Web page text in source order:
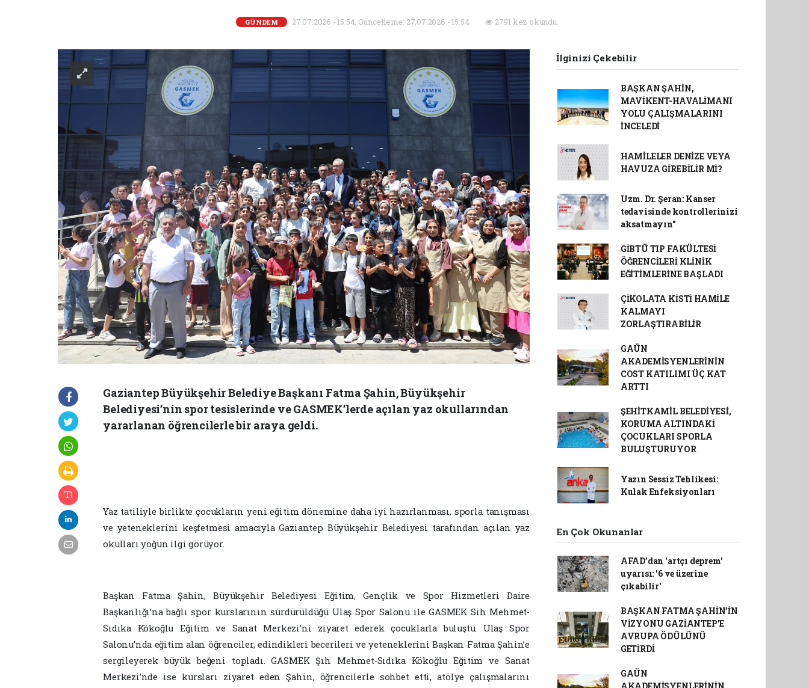
GÜNDEM 27.07.2026 - 15:54, Güncelleme: 27.07.2026 - 15:54 2791 kez okundu.
Gaziantep Büyükşehir Belediye Başkanı Fatma Şahin, Büyükşehir
Belediyesi’nin spor tesislerinde ve GASMEK’lerde açılan yaz okullarından
yararlanan öğrencilerle bir araya geldi.
Yaz tatiliyle birlikte çocukların yeni eğitim dönemine daha iyi hazırlanması, sporla tanışması
ve yeteneklerini keşfetmesi amacıyla Gaziantep Büyükşehir Belediyesi tarafından açılan yaz
okulları yoğun ilgi görüyor.
Başkan Fatma Şahin, Büyükşehir Belediyesi Eğitim, Gençlik ve Spor Hizmetleri Daire
Başkanlığı’na bağlı spor kurslarının sürdürüldüğü Ulaş Spor Salonu ile GASMEK Sih Mehmet-
Sıdıka Kökoğlu Eğitim ve Sanat Merkezi’ni ziyaret ederek çocuklarla buluştu. Ulaş Spor
Salonu’nda eğitim alan öğrenciler, edindikleri becerileri ve yeteneklerini Başkan Fatma Şahin’e
sergileyerek büyük beğeni topladı. GASMEK Şıh Mehmet-Sıdıka Kökoğlu Eğitim ve Sanat
Merkezi’nde ise kursları ziyaret eden Şahin, öğrencilerle sohbet etti, atölye çalışmalarını
İlginizi Çekebilir
BAŞKAN ŞAHİN,
MAVİKENT-HAVALİMANI
YOLU ÇALIŞMALARINI
İNCELEDİ
HAMİLELER DENİZE VEYA
HAVUZA GİREBİLİR Mİ?
Uzm. Dr. Şeran: Kanser
tedavisinde kontrollerinizi
aksatmayın"
GİBTÜ TIP FAKÜLTESİ
ÖĞRENCİLERİ KLİNİK
EĞİTİMLERİNE BAŞLADI
ÇİKOLATA KİSTİ HAMİLE
KALMAYI
ZORLAŞTIRABİLİR
GAÜN
AKADEMİSYENLERİNİN
COST KATILIMI ÜÇ KAT
ARTTI
ŞEHİTKAMİL BELEDİYESİ,
KORUMA ALTINDAKİ
ÇOCUKLARI SPORLA
BULUŞTURUYOR
Yazın Sessiz Tehlikesi:
Kulak Enfeksiyonları
En Çok Okunanlar
AFAD’dan 'artçı deprem'
uyarısı: '6 ve üzerine
çıkabilir'
BAŞKAN FATMA ŞAHİN’İN
VİZYONU GAZİANTEP’E
AVRUPA ÖDÜLÜNÜ
GETİRDİ
GAÜN